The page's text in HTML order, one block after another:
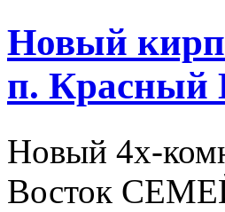
Новый
п. Красный
Новый 4х-
Восток